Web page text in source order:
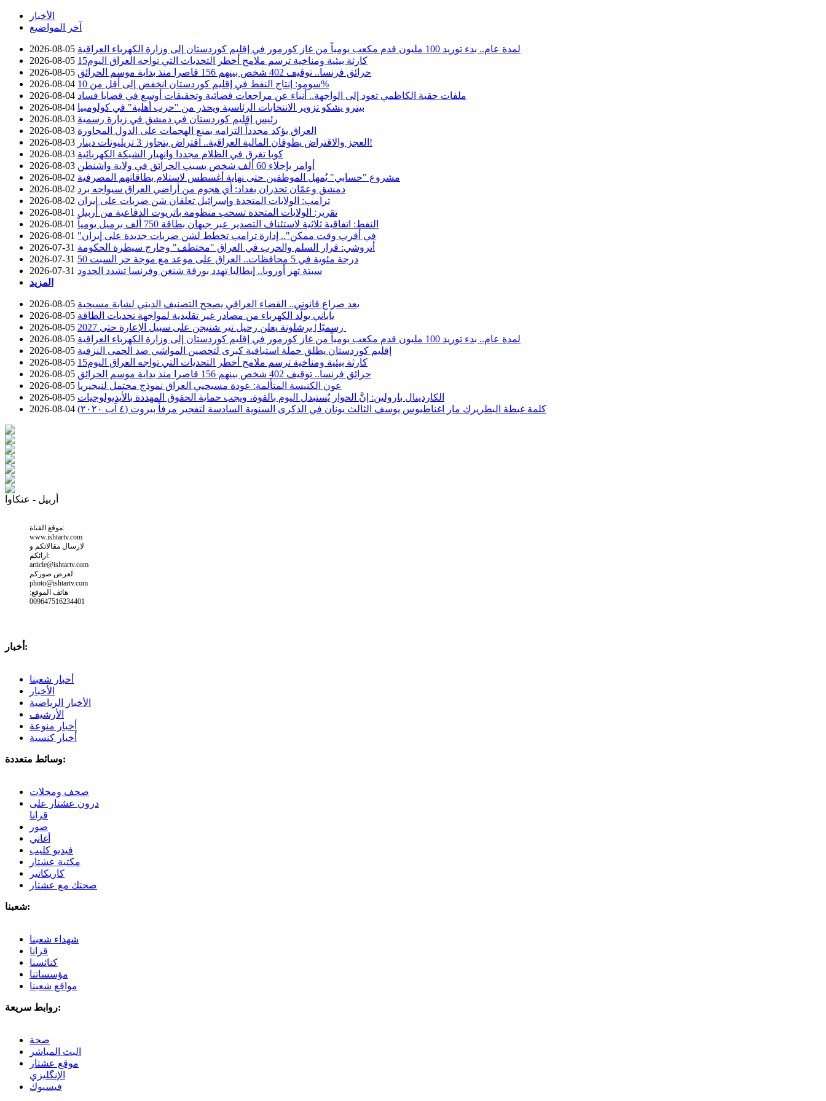
الأخبار
آخر المواضيع
2026-08-05
لمدة عام.. بدء توريد 100 مليون قدم مكعب يومياً من غاز كورمور في إقليم كوردستان إلى وزارة الكهرباء العراقية
2026-08-05
15كارثة بيئية ومناخية ترسم ملامح أخطر التحديات التي تواجه العراق اليوم
2026-08-05
حرائق فرنسا.. توقيف 402 شخص بينهم 156 قاصرا منذ بداية موسم الحرائق
2026-08-04
سومو: إنتاج النفط في إقليم كوردستان انخفض إلى أقل من 10%
2026-08-04 ملفات حقبة الكاظمي تعود إلى الواجهة.. أنباء عن مراجعات قضائية وتحقيقات أوسع في قضايا فساد
2026-08-04 بيترو يشكو تزوير الانتخابات الرئاسية ويحذر من "حرب أهلية" في كولومبيا
2026-08-03 رئيس إقليم كوردستان في دمشق في زيارة رسمية
2026-08-03 العراق يؤكد مجدداً التزامه بمنع الهجمات على الدول المجاورة
2026-08-03
العجز والاقتراض يطوقان المالية العراقية.. اقتراض يتجاوز 3 تريليونات دينار!
2026-08-03 كوبا تغرق في الظلام مجددا وانهيار الشبكة الكهربائية
2026-08-03
أوامر بإجلاء 60 ألف شخص بسبب الحرائق في ولاية واشنطن
2026-08-02 مشروع "حسابي" يُمهل الموظفين حتى نهاية أغسطس لاستلام بطاقاتهم المصرفية
2026-08-02 دمشق وعمّان تحذران بغداد: أي هجوم من أراضي العراق سيواجه برد
2026-08-02 ترامب: الولايات المتحدة وإسرائيل تعلقان شن ضربات على إيران
2026-08-01 تقرير: الولايات المتحدة تسحب منظومة باتريوت الدفاعية من أربيل
2026-08-01
النفط: اتفاقية ثلاثية لاستئناف التصدير عبر جيهان بطاقة 750 ألف برميل يومياً
2026-08-01
"في أقرب وقت ممكن".. إدارة ترامب تخطط لشن ضربات جديدة على إيران
2026-07-31 أتروشي: قرار السلم والحرب في العراق "مختطف" وخارج سيطرة الحكومة
2026-07-31
50 درجة مئوية في 5 محافظات.. العراق على موعد مع موجة حر السبت
2026-07-31 سبتة تهز أوروبا.. إيطاليا تهدد بورقة شنغن وفرنسا تشدد الحدود
المزيد
2026-08-05 بعد صراع قانوني.. القضاء العراقي يصحح التصنيف الديني لشابة مسيحية
2026-08-05 ياباني يولّد الكهرباء من مصادر غير تقليدية لمواجهة تحديات الطاقة
2026-08-05
2026-08-05
لمدة عام.. بدء توريد 100 مليون قدم مكعب يومياً من غاز كورمور في إقليم كوردستان إلى وزارة الكهرباء العراقية
2026-08-05 إقليم كوردستان يطلق حملة استباقية كبرى لتحصين المواشي ضد الحمى النزفية
2026-08-05
15كارثة بيئية ومناخية ترسم ملامح أخطر التحديات التي تواجه العراق اليوم
2026-08-05
حرائق فرنسا.. توقيف 402 شخص بينهم 156 قاصرا منذ بداية موسم الحرائق
2026-08-05 عون الكنيسة المتألمة: عودة مسيحيي العراق نموذج محتمل لنيجيريا
2026-08-05 الكاردينال بارولين: إنَّ الحوار يُستبدل اليوم بالقوة، ويجب حماية الحقوق المهددة بالأيديولوجيات
2026-08-04
كلمة غبطة البطريرك مار اغناطيوس يوسف الثالث يونان في الذكرى السنوية السادسة لتفجير مرفأ بيروت (٤ آب ٢٠٢٠)
أربيل - عنكاوا
موقع القناة:
www.ishtartv.com
لارسال مقالاتكم و
ارائكم:
article@ishtartv.com
لعرض صوركم:
photo@ishtartv.com
هاتف الموقع:
009647516234401
أخبار:
أخبار شعبنا
الأخبار
الأخبار الرياضية
الأرشيف
أخبار منوعة
أخبار كنسية
وسائط متعددة:
صحف ومجلات
درون عشتار على
قرانا
صور
أغاني
فيديو كليب
مكتبة عشتار
كاريكاتير
صحتك مع عشتار
شعبنا:
شهداء شعبنا
قرانا
كنائسنا
مؤسساتنا
مواقع شعبنا
روابط سريعة:
صحة
البث المباشر
موقع عشتار
الإنگليزي
فيسبوك